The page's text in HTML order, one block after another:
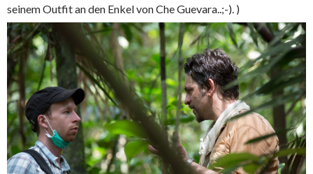
seinem Outfit an den Enkel von Che Guevara..;-). )